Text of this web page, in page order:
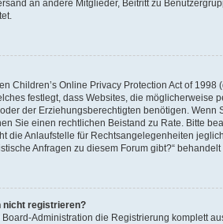
an andere Mitglieder, Beitritt zu
Children’s Online Privacy Protection Act of
festlegt, dass Websites, die
der Erziehungsberechtigten benötigen.
Sie einen rechtlichen Beistand zu Rate. Bitte
die Anlaufstelle für Rechtsangelegenheiten
Anfragen zu diesem Forum gibt?“
nicht registrieren?
Board-Administration die Registrierung komplett